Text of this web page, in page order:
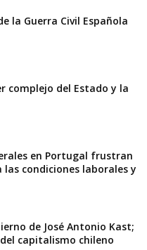
la Guerra Civil Española
complejo del Estado y la
en Portugal frustran
condiciones laborales y
de José Antonio Kast;
capitalismo chileno